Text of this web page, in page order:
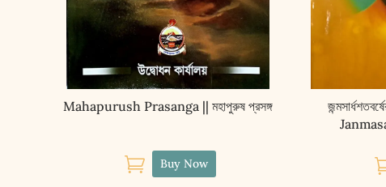
Mahapurush Prasanga || মহাপুরুষ প্রসঙ্গ
 Buy Now